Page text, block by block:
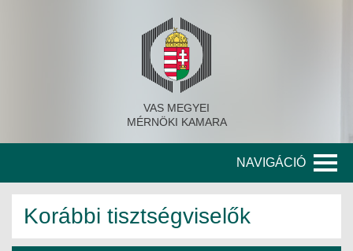
VAS MEGYEI
MÉRNÖKI KAMARA
NAVIGÁCIÓ
Korábbi tisztségviselők